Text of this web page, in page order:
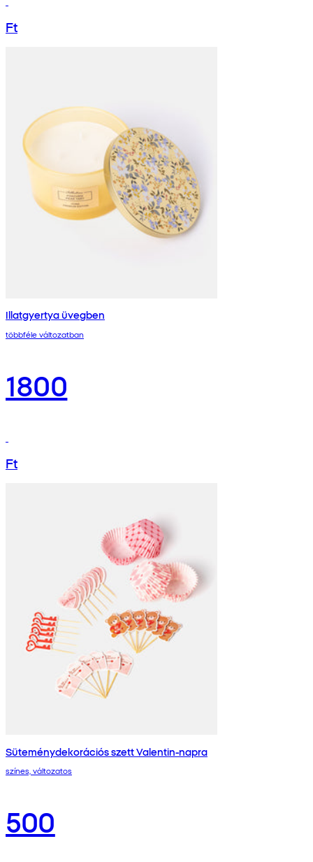
Ft
Illatgyertya üvegben
többféle változatban
1800
Ft
Süteménydekorációs szett Valentin-napra
színes, változatos
500